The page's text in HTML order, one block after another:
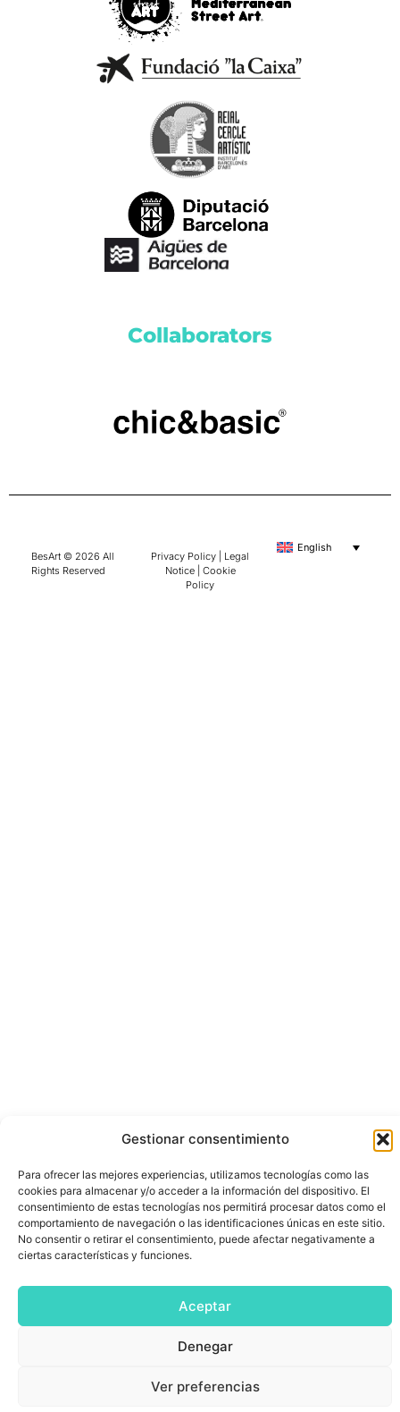
Gestionar consentimiento
Para ofrecer las mejores experiencias, utilizamos tecnologías como las
cookies para almacenar y/o acceder a la información del dispositivo. El
consentimiento de estas tecnologías nos permitirá procesar datos como el
comportamiento de navegación o las identificaciones únicas en este sitio.
No consentir o retirar el consentimiento, puede afectar negativamente a
ciertas características y funciones.
Aceptar
Denegar
Ver preferencias
Collaborators
BesArt © 2026 All
Rights Reserved
Privacy Policy
Legal
Notice| Cookie
Policy
English